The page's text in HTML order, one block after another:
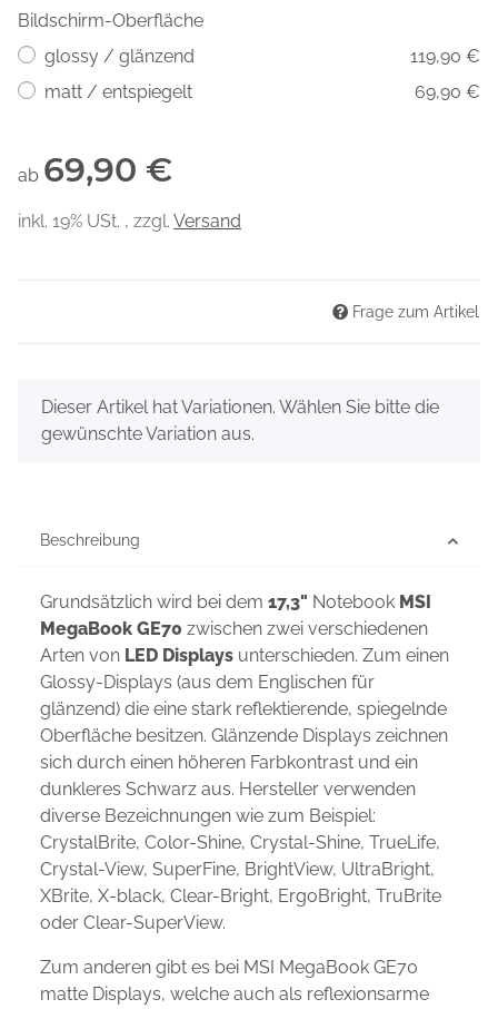
Bildschirm-Oberfläche
glossy / glänzend
119,90 €
matt / entspiegelt
69,90 €
ab 69,90 €
inkl. 19% USt. , zzgl. Versand
Frage zum Artikel
x
Dieser Artikel hat Variationen. Wählen Sie bitte die
gewünschte Variation aus.
Beschreibung
Grundsätzlich wird bei dem 17,3" Notebook MSI
MegaBook GE70 zwischen zwei verschiedenen
Arten von LED Displays unterschieden. Zum einen
Glossy-Displays (aus dem Englischen für
glänzend) die eine stark reflektierende, spiegelnde
Oberfläche besitzen. Glänzende Displays zeichnen
sich durch einen höheren Farbkontrast und ein
dunkleres Schwarz aus. Hersteller verwenden
diverse Bezeichnungen wie zum Beispiel:
CrystalBrite, Color-Shine, Crystal-Shine, TrueLife,
Crystal-View, SuperFine, BrightView, UltraBright,
XBrite, X-black, Clear-Bright, ErgoBright, TruBrite
oder Clear-SuperView.
Zum anderen gibt es bei MSI MegaBook GE70
matte Displays, welche auch als reflexionsarme